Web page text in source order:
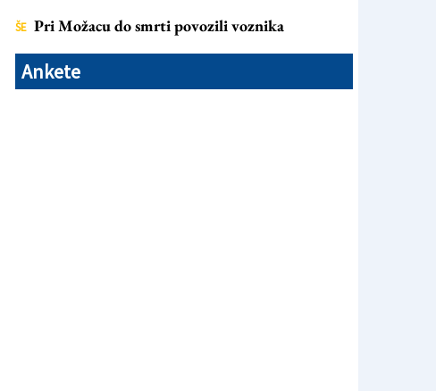
ŠE Pri Možacu do smrti povozili voznika
Ankete